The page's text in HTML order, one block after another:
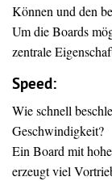
Können und den
Um die Boards
zentrale
Speed:
Wie schnell
Geschwindigkeit?
Ein Board mit
erzeugt viel